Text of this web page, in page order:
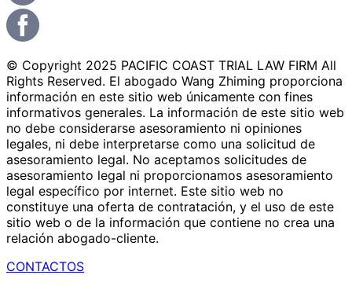
© Copyright 2025 PACIFIC COAST TRIAL LAW FIRM All
Rights Reserved. El abogado Wang Zhiming proporciona
información en este sitio web únicamente con fines
informativos generales. La información de este sitio web
no debe considerarse asesoramiento ni opiniones
legales, ni debe interpretarse como una solicitud de
asesoramiento legal. No aceptamos solicitudes de
asesoramiento legal ni proporcionamos asesoramiento
legal específico por internet. Este sitio web no
constituye una oferta de contratación, y el uso de este
sitio web o de la información que contiene no crea una
relación abogado-cliente.
CONTACTOS